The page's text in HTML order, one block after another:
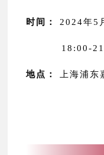
时间： 2024年5
18:00-
地点： 上海浦东